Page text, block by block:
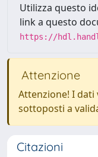
Utilizza questo
link a questo
https://
Attenzione
Attenzione! I dati
sottoposti a
Citazioni